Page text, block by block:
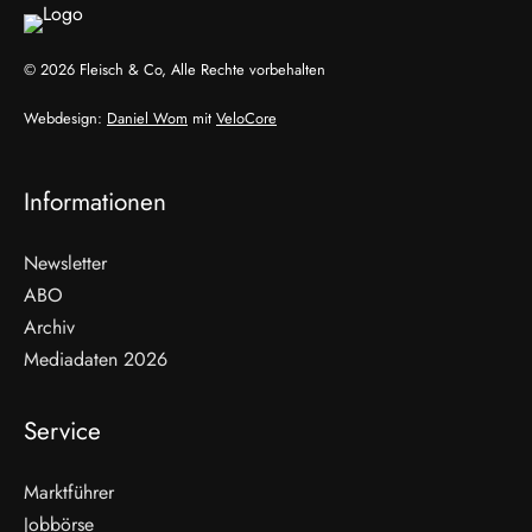
© 2026 Fleisch & Co, Alle Rechte vorbehalten
Webdesign: Daniel Wom mit VeloCore
Informationen
Newsletter
ABO
Archiv
Mediadaten 2026
Service
Marktführer
Jobbörse